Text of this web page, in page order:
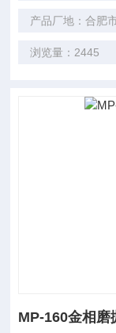
产品厂地：合肥
浏览量：2445
MP-160金相磨